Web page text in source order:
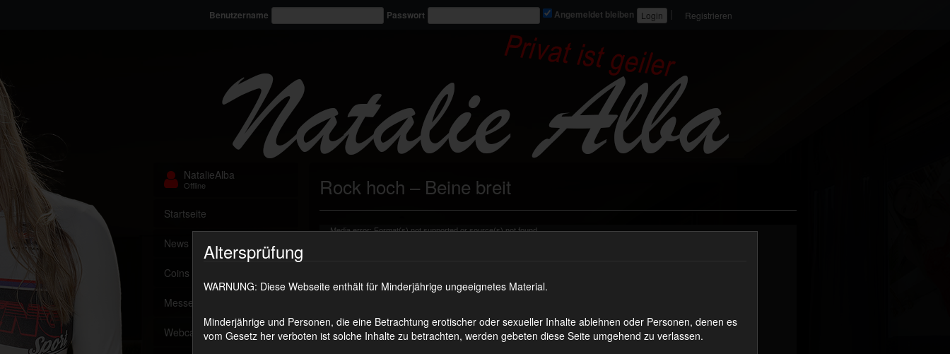
Benutzername Passwort Angemeldet bleiben Registrieren
NatalieAlba
Offline
Startseite
News
Coins aufladen
Messenger
Webcam Offline
Rock hoch – Beine breit
Video-
Media error: Format(s) not supported or source(s) not found
Altersprüfung
WARNUNG: Diese Webseite enthält für Minderjährige ungeeignetes Material.
Minderjährige und Personen, die eine Betrachtung erotischer oder sexueller Inhalte ablehnen oder Personen, denen es
vom Gesetz her verboten ist solche Inhalte zu betrachten, werden gebeten diese Seite umgehend zu verlassen.